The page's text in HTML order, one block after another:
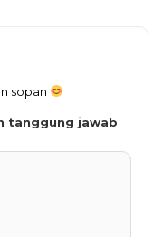
sopan
tanggung jawab